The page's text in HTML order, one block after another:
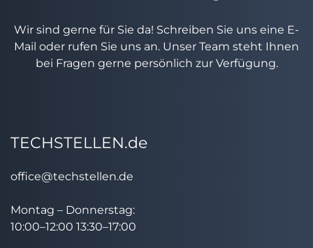
Wir sind gerne für Sie da! Schreiben Sie uns eine E-
Mail oder rufen Sie uns an. Unser Team steht Ihnen
bei Fragen gerne persönlich zur Verfügung.
TECHSTELLEN.de
office@techstellen.de
Montag – Donnerstag:
10:00–12:00 13:30–17:00